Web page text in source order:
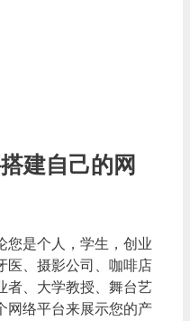
建自己的网
您是个人，学生，创业
医、摄影公司、咖啡店
者、大学教授、舞台艺
网络平台来展示您的产